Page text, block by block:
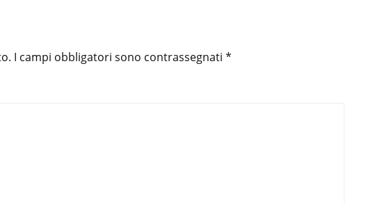
I campi obbligatori sono contrassegnati *